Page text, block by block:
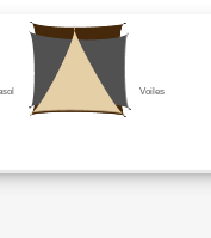
Voiles